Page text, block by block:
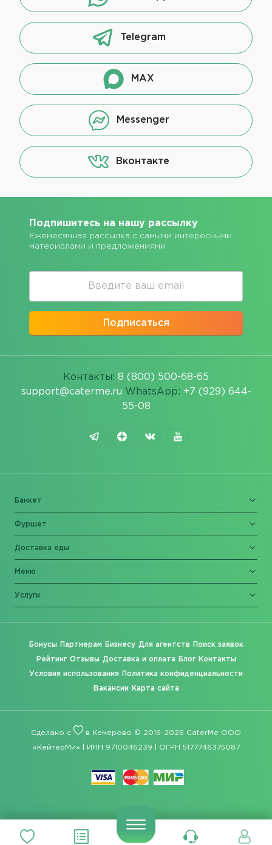
Telegram
MAX
Messenger
Вконтакте
Подпишитесь на нашу рассылку
Ежемесячная рассылка с самыми интересными
материалами и предложениями
Подписаться
Контакты: 8 (800) 500-68-65
support@caterme.ru WhatsApp: +7 (929) 644-
55-08
Банкет
Фуршет
Доставка еды
Меню
Услуги
Бонусы Партнерам Бизнесу Для агентств Поиск заявок
Рейтинг Отзывы Доставка и оплата Блог Контакты
Условия использования Политика конфиденциальности
Вакансии Карта сайта
Сделано с в Кемерово © 2016-2026 CaterMe ООО
«КейтерМи» | ИНН 9710046239 | ОГРН 5177746375087